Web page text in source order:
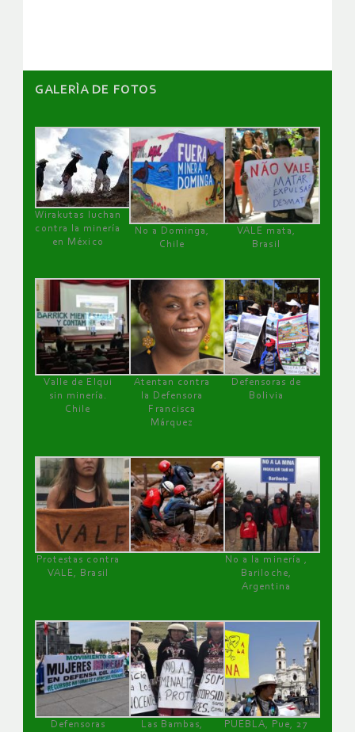
GALERÌA DE FOTOS
Wirakutas luchan
contra la minería
en México
No a Dominga,
Chile
VALE mata,
Brasil
Valle de Elqui
sin minería.
Chile
Atentan contra
la Defensora
Francisca
Márquez
Defensoras de
Bolivia
Protestas contra
VALE, Brasil
No a la minería ,
Bariloche,
Argentina
Defensoras
Las Bambas,
PUEBLA, Pue, 27